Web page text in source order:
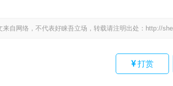
来自网络，不代表好睐吾立场，转载请注明出处： http://
打赏